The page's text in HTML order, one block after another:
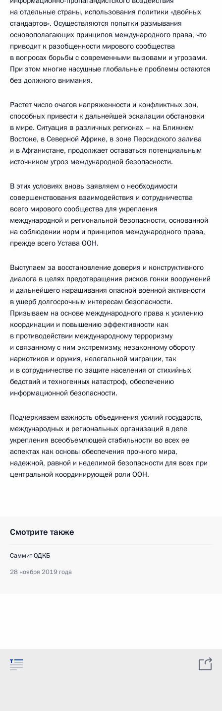
на отдельные страны, использования политики «двойных
стандартов». Осуществляются попытки размывания
основополагающих принципов международного права, что
приводит к разобщенности мирового сообщества
в вопросах борьбы с современными вызовами и угрозами.
При этом многие насущные глобальные проблемы остаются
без должного внимания.
Растет число очагов напряженности и конфликтных зон,
способных привести к дальнейшей эскалации обстановки
в мире. Ситуация в различных регионах – на Ближнем
Востоке, в Северной Африке, в зоне Персидского залива
и в Афганистане, продолжает оставаться потенциальным
источником угроз международной безопасности.
В этих условиях вновь заявляем о необходимости
совершенствования взаимодействия и сотрудничества
всего мирового сообщества для укрепления
международной и региональной безопасности, основанной
на соблюдении норм и принципов международного права,
прежде всего Устава ООН.
Выступаем за восстановление доверия и конструктивного
диалога в целях предотвращения рисков гонки вооружений
и дальнейшего наращивания опасной военной активности
в ущерб долгосрочным интересам безопасности.
Призываем на основе международного права к усилению
координации и повышению эффективности как
в противодействии международному терроризму
и связанному с ним экстремизму, незаконному обороту
наркотиков и оружия, нелегальной миграции, так
и в сотрудничестве по защите населения от стихийных
бедствий и техногенных катастроф, обеспечению
информационной безопасности.
Подчеркиваем важность объединения усилий государств,
международных и региональных организаций в деле
укрепления всеобъемлющей стабильности во всех ее
аспектах как основы обеспечения прочного мира,
надежной, равной и неделимой безопасности для всех при
центральной координирующей роли ООН.
Смотрите также
Саммит ОДКБ
28 ноября 2019 года